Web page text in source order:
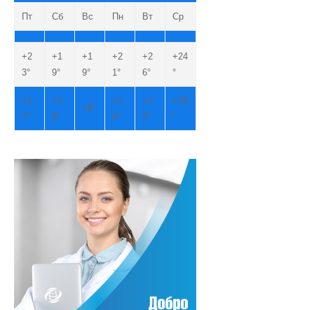
Пт Сб Вс Пн Вт Ср
+2
3°
+1
9°
+1
9°
+2
1°
+2
6°
+24
°
+1
7°
+1
0°
+8°
+1
4°
+1
2°
+15
°